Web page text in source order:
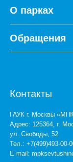
О парках
Обращения
Контакты
ГАУК г. Москвы
Адрес: 125364, г.
ул. Свободы, 52
Тел.: +7(499)493-00-
E-mail: